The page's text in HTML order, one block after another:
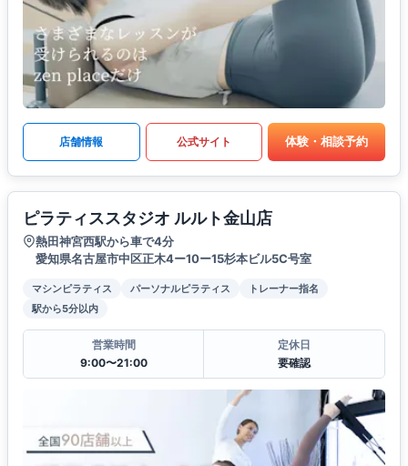
店舗情報 公式サイト 体験・相談予約
ピラティススタジオ ルルト金山店
熱田神宮西駅から車で4分
愛知県名古屋市中区正木4ー10ー15杉本ビル5C号室
マシンピラティス パーソナルピラティス
トレーナー指名
駅から5分以内
営業時間
9:00〜21:00
定休日
要確認